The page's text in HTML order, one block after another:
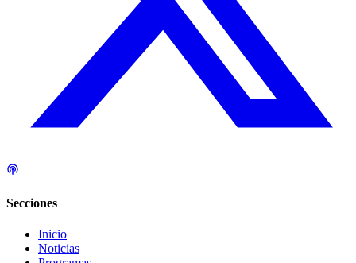
Secciones
Inicio
Noticias